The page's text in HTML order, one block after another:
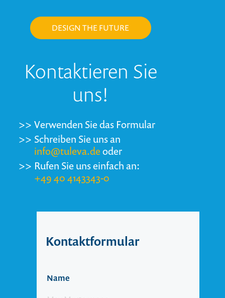
Kontaktformular
Name
DESIGN THE FUTURE
Kontaktieren Sie
uns!
>> Verwenden Sie das Formular
>> Schreiben Sie uns an
info@tuleva.deoder
>> Rufen Sie uns einfach an:
+49 40 4143343-0